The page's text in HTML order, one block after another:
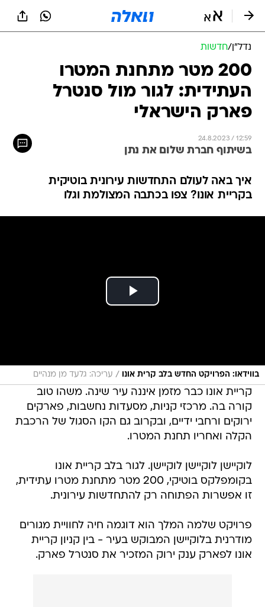
נדל״ן/חדשות
200 מטר מתחנת המטרו
העתידית: לגור מול סנטרל
פארק הישראלי
24.8.2023 / 12:59
בשיתוף חברת שלום את נתן
איך באה לעולם התחדשות עירונית בוטיקית
בקריית אונו? צפו בכתבה המצולמת וגלו
בווידאו: הפרויקט החדש בלב קרית אונו / עריכה: גלעד מן מנהיים
קריית אונו כבר מזמן איננה עיר שינה. משהו טוב
קורה בה. מרכזי קניות, מסעדות נחשבות, פארקים
ירוקים ורחבי ידיים, ובקרוב גם הקו הסגול של הרכבת
הקלה ואחריו תחנת המטרו.
לוקיישן לוקיישן לוקיישן. לגור בלב קריית אונו
בקומפלקס בוטיקי, 200 מטר מתחנת מטרו עתידית,
זו אפשרות הפתוחה רק להתחדשות עירונית.
פרויקט שלמה המלך הוא דוגמה חיה לחוויית מגורים
מודרנית בלוקיישן המבוקש בעיר - בין קניון קריית
אונו לפארק ענק ירוק המזכיר את סנטרל פארק.